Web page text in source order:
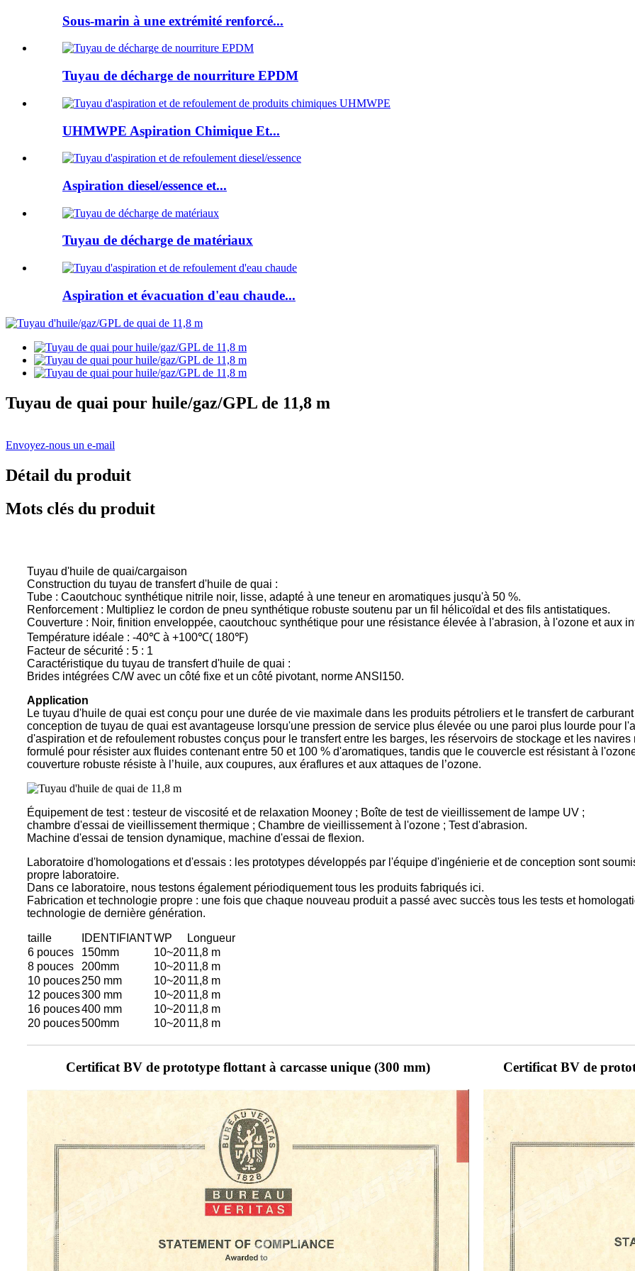
Sous-marin à une extrémité renforcé...
Tuyau de décharge de nourriture EPDM
UHMWPE Aspiration Chimique Et...
Aspiration diesel/essence et...
Tuyau de décharge de matériaux
Aspiration et évacuation d'eau chaude...
Tuyau de quai pour huile/gaz/GPL de 11,8 m
Envoyez-nous un e-mail
Détail du produit
Mots clés du produit
Tuyau d'huile de quai/cargaison
Construction du tuyau de transfert d'huile de quai :
Tube : Caoutchouc synthétique nitrile noir, lisse, adapté à une teneur en aromatiques jusqu'à 50 %.
Renforcement : Multipliez le cordon de pneu synthétique robuste soutenu par un fil hélicoïdal et des fils antistatiques.
Couverture : Noir, finition enveloppée, caoutchouc synthétique pour une résistance élevée à l'abrasion, à l'ozone et aux
Température idéale : -40℃ à +100℃( 180℉)
Facteur de sécurité : 5 : 1
Caractéristique du tuyau de transfert d'huile de quai :
Brides intégrées C/W avec un côté fixe et un côté pivotant, norme ANSI150.
Application
Le tuyau d'huile de quai est conçu pour une durée de vie maximale dans les produits pétroliers et le transfert de
conception de tuyau de quai est avantageuse lorsqu'une pression de service plus élevée ou une paroi plus lourde pour
d'aspiration et de refoulement robustes conçus pour le transfert entre les barges, les réservoirs de stockage et les
formulé pour résister aux fluides contenant entre 50 et 100 % d'aromatiques, tandis que le couvercle est résistant à
couverture robuste résiste à l’huile, aux coupures, aux éraflures et aux attaques de l’ozone.
Équipement de test : testeur de viscosité et de relaxation Mooney ; Boîte de test de vieillissement de lampe UV ;
chambre d'essai de vieillissement thermique ; Chambre de vieillissement à l'ozone ; Test d'abrasion.
Machine d'essai de tension dynamique, machine d'essai de flexion.
Laboratoire d'homologations et d'essais : les prototypes développés par l'équipe d'ingénierie et de conception sont
propre laboratoire.
Dans ce laboratoire, nous testons également périodiquement tous les produits fabriqués ici.
Fabrication et technologie propre : une fois que chaque nouveau produit a passé avec succès tous les tests et
technologie de dernière génération.
taille IDENTIFIANTWP
Longueur
6 pouces
150mm 10~2011,8 m
8 pouces
200mm 10~2011,8 m
10 pouces250 mm 10~2011,8 m
12 pouces300 mm 10~2011,8 m
16 pouces400 mm 10~2011,8 m
20 pouces500mm 10~2011,8 m
Certificat BV de prototype flottant à carcasse unique (300 mm) Certificat BV de